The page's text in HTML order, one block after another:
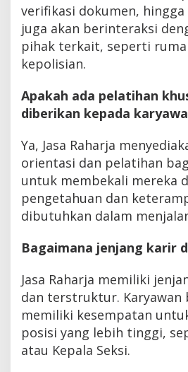
verifikasi dokumen, hingga
juga akan berinteraksi
pihak terkait, seperti
kepolisian.
Apakah ada pelatihan
diberikan kepada
Ya, Jasa Raharja
orientasi dan pelatihan
untuk membekali mereka
pengetahuan dan
dibutuhkan dalam
Bagaimana jenjang karir
Jasa Raharja memiliki
dan terstruktur. Karyawan
memiliki kesempatan
posisi yang lebih tinggi,
atau Kepala Seksi.